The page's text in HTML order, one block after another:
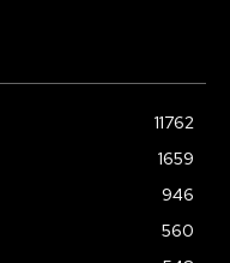
11762
1659
946
560